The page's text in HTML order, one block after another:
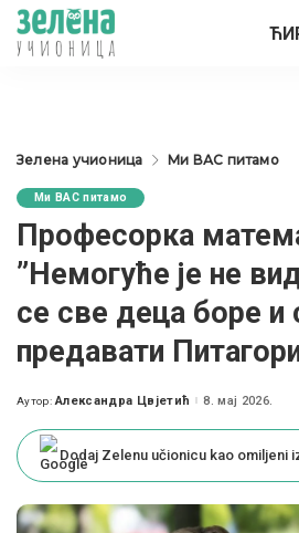
Зелена учионица Ми ВАС питамо
Ми ВАС питамо
Професорка
”Немогуће је не
се све деца боре
предавати
Posted
Аутор: Александра Цвјетић 8. мај 2026.
Dodaj Zelenu učionicu kao omiljeni